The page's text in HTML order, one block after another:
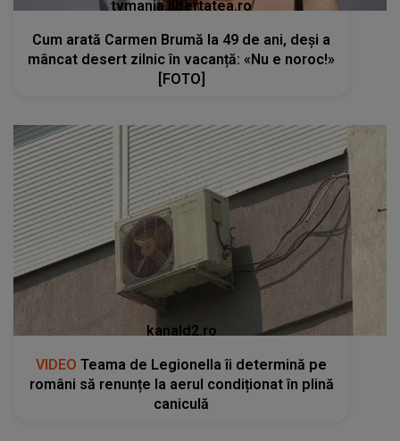
tvmania.libertatea.ro
Cum arată Carmen Brumă la 49 de ani, deși a
mâncat desert zilnic în vacanță: «Nu e noroc!»
[FOTO]
kanald2.ro
VIDEO Teama de Legionella îi determină pe
români să renunțe la aerul condiționat în plină
caniculă